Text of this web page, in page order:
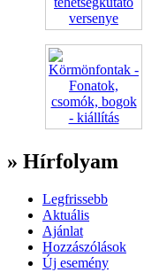
» Hírfolyam
Legfrissebb
Aktuális
Ajánlat
Hozzászólások
Új esemény